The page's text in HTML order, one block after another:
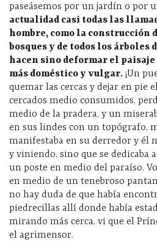
paseásemos por un jardín o por
actualidad casi todas las
hombre, como la construcción
bosques y de todos los árboles
hacen sino deformar el
más doméstico y vulgar. ¡Un
quemar las cercas y dejar en pie
cercados medio consumidos,
medio de la pradera, y un
en sus lindes con un topógrafo,
manifestaba en su derredor y él
y viniendo, sino que se dedicaba
un poste en medio del paraíso.
en medio de un tenebroso
no hay duda de que había
piedrecillas allí donde había
mirando más cerca, vi que el
el agrimensor.